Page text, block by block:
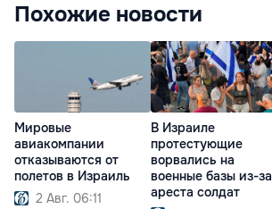
Похожие новости
Мировые
авиакомпании
отказываются от
полетов в Израиль
2 Авг. 06:11
В Израиле
протестующие
ворвались на
военные базы из-за
ареста солдат